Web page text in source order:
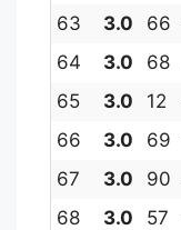
63
3.0 66
64
3.0 68
65
3.0 12
66
3.0 69
67
3.0 90
68
3.0 57